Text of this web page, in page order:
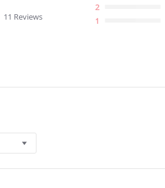
11 Reviews
2
1